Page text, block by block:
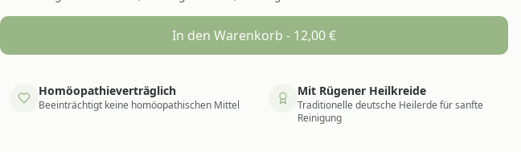
In den Warenkorb - 12,00€
Homöopathieverträglich
Beeinträchtigt keine homöopathischen Mittel
Mit Rügener Heilkreide
Traditionelle deutsche Heilerde für sanfte
Reinigung